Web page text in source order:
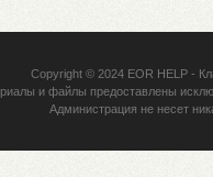
Copyright © 2024 EOR HELP-
и файлы предоставлены
Администрация не несет